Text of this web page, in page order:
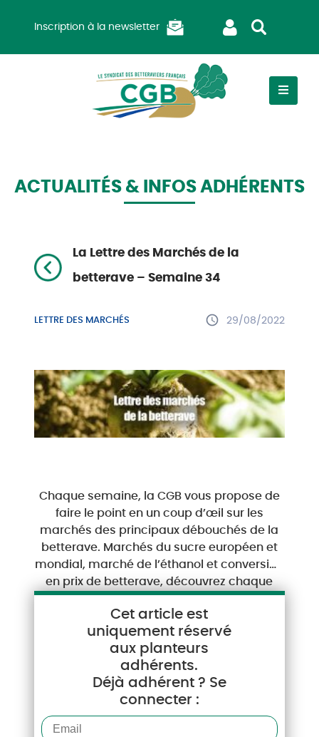
Inscription à la newsletter
ACTUALITÉS & INFOS ADHÉRENTS
La Lettre des Marchés de la
betterave – Semaine 34
LETTRE DES MARCHÉS 29/08/2022
Chaque semaine, la CGB vous propose de
faire le point en un coup d’œil sur les
marchés des principaux débouchés de la
betterave. Marchés du sucre européen et
mondial, marché de l’éthanol et conversion
en prix de betterave, découvrez chaque
semaine les analyses de notre expert
marchés.
Cet article est
uniquement réservé
aux planteurs
adhérents.
Déjà adhérent ? Se
connecter :